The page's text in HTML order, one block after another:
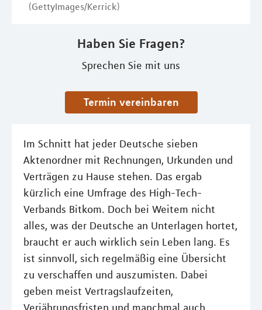
(GettyImages/Kerrick)
Haben Sie Fragen?
Sprechen Sie mit uns
Termin vereinbaren
Im Schnitt hat jeder Deutsche sieben
Aktenordner mit Rechnungen, Urkunden und
Verträgen zu Hause stehen. Das ergab
kürzlich eine Umfrage des High-Tech-
Verbands Bitkom. Doch bei Weitem nicht
alles, was der Deutsche an Unterlagen hortet,
braucht er auch wirklich sein Leben lang. Es
ist sinnvoll, sich regelmäßig eine Übersicht
zu verschaffen und auszumisten. Dabei
geben meist Vertragslaufzeiten,